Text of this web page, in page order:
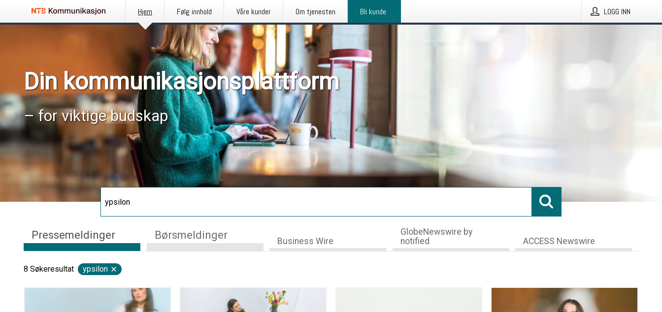
Hjem Følg innhold Våre kunder Om tjenesten Bli kunde LOGG INN
Din kommunikasjonsplattform
– for viktige budskap
Pressemeldinger Børsmeldinger Business Wire
GlobeNewswire by
notified
ACCESS Newswire
8 Søkeresultat ypsilon